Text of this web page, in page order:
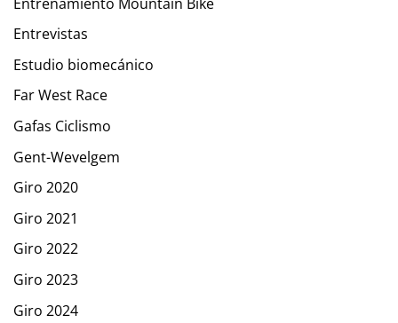
Entrevistas
Estudio biomecánico
Far West Race
Gafas Ciclismo
Gent-Wevelgem
Giro 2020
Giro 2021
Giro 2022
Giro 2023
Giro 2024